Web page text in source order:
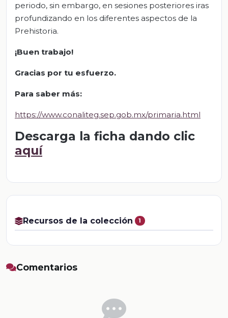
periodo, sin embargo, en sesiones posteriores iras
profundizando en los diferentes aspectos de la
Prehistoria.
¡Buen trabajo!
Gracias por tu esfuerzo.
Para saber más:
https://www.conaliteg.sep.gob.mx/primaria.html
Descarga la ficha dando clic
aquí
Recursos de la colección 1
Comentarios